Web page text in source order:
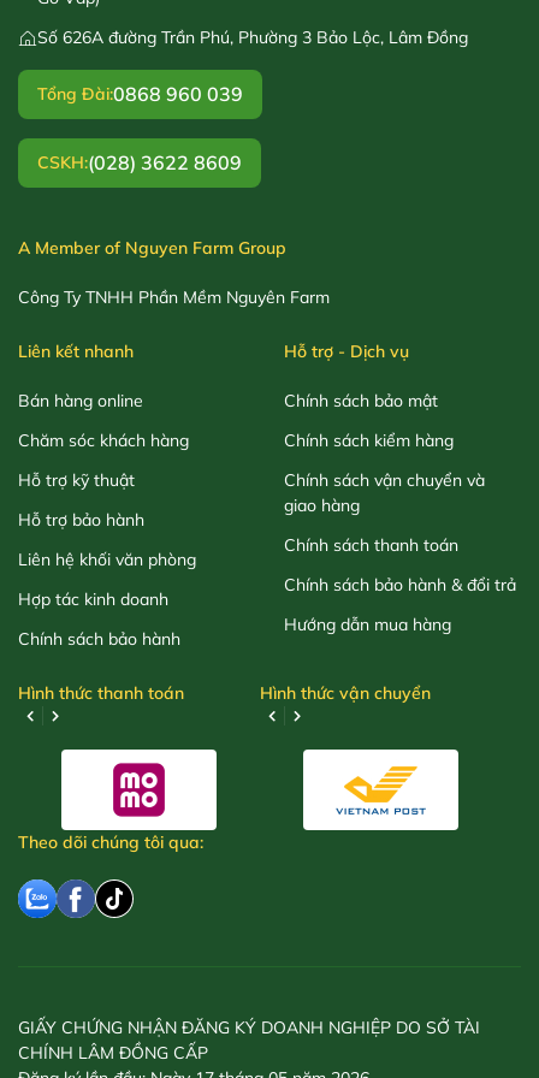
Số 626A đường Trần Phú, Phường 3 Bảo Lộc, Lâm Đồng
Tổng Đài:0868 960 039
CSKH:(028) 3622 8609
A Member of Nguyen Farm Group
Công Ty TNHH Phần Mềm Nguyên Farm
Liên kết nhanh
Bán hàng online
Chăm sóc khách hàng
Hỗ trợ kỹ thuật
Hỗ trợ bảo hành
Liên hệ khối văn phòng
Hợp tác kinh doanh
Chính sách bảo hành
Hỗ trợ - Dịch vụ
Chính sách bảo mật
Chính sách kiểm hàng
Chính sách vận chuyển và
giao hàng
Chính sách thanh toán
Chính sách bảo hành & đổi trả
Hướng dẫn mua hàng
Hình thức thanh toán Hình thức vận chuyển
Theo dõi chúng tôi qua:
GIẤY CHỨNG NHẬN ĐĂNG KÝ DOANH NGHIỆP DO SỞ TÀI
CHÍNH LÂM ĐỒNG CẤP